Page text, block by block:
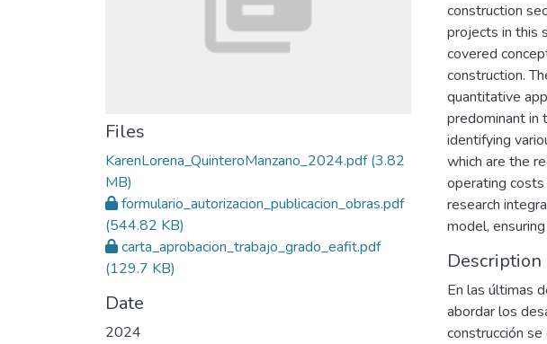
Files
KarenLorena_QuinteroManzano_2024.pdf(3.82
MB)
formulario_autorizacion_publicacion_obras.pdf
(544.82 KB)
carta_aprobacion_trabajo_grado_eafit.pdf
(129.7 KB)
Date
2024
construction
projects in this
covered
construction.
quantitative
predominant in
identifying
which are the
operating
research
model,
Description
En las últimas
abordar los
construcción